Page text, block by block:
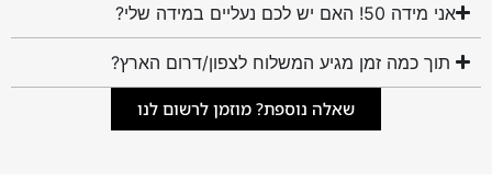
אני מידה 50! האם יש לכם נעליים במידה שלי?
תוך כמה זמן מגיע המשלוח לצפון/דרום הארץ?
שאלה נוספת? מוזמן לרשום לנו